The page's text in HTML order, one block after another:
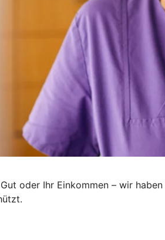
oder Ihr Einkommen – wir